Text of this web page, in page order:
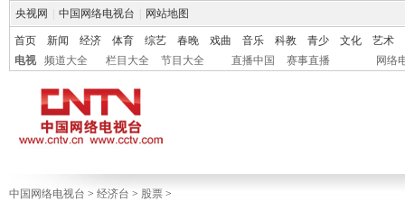
央视网 中国网络电视台 网站地图
首页 新闻 经济 体育 综艺 春晚 戏曲 音乐 科教 青少 文化
艺术
电视
频道大全 栏目大全 节目大全 直播中国 赛事直播 网络
中国网络电视台 > 经济台 > 股票 >